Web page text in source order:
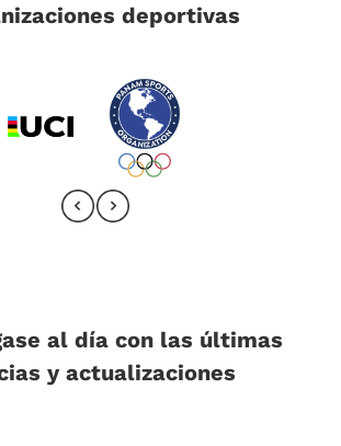
deportivas
al día con las últimas
y actualizaciones